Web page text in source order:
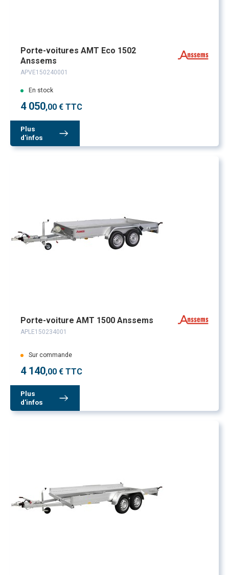
Porte-voitures AMT Eco 1502
Anssems
APVE150240001
En stock
4 050,00 € TTC
Plus
d'infos
Porte-voiture AMT 1500 Anssems
APLE150234001
Sur commande
4 140,00 € TTC
Plus
d'infos